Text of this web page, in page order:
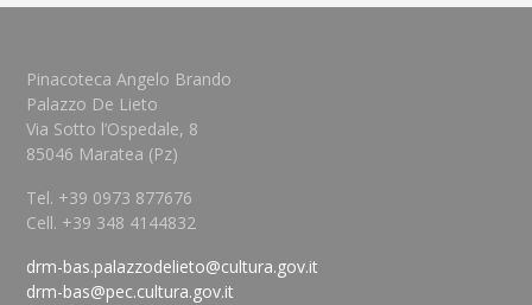
Pinacoteca Angelo Brando
Palazzo De Lieto
Via Sotto l’Ospedale, 8
85046 Maratea (Pz)
Tel. +39 0973 877676
Cell. +39 348 4144832
drm-bas.palazzodelieto@cultura.gov.it
drm-bas@pec.cultura.gov.it